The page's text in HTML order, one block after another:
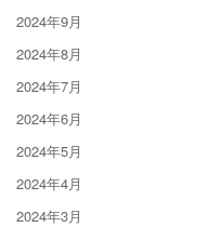
2024年9月
2024年8月
2024年7月
2024年6月
2024年5月
2024年4月
2024年3月